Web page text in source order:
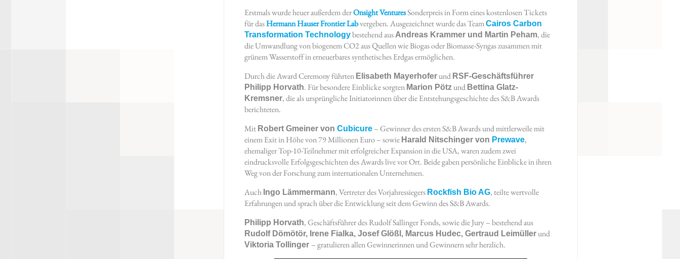
Erstmals wurde heuer außerdem derOnsight VenturesSonderpreis in Form eines kostenlosen Tickets
für dasHermann Hauser Frontier Labvergeben. Ausgezeichnet wurde das TeamCairos Carbon
Transformation Technologybestehend aus Andreas Krammer und Martin Peham, die
die Umwandlung von biogenem CO2 aus Quellen wie Biogas oder Biomasse-Syngas zusammen mit
grünem Wasserstoff in erneuerbares synthetisches Erdgas ermöglichen.
Durch die Award Ceremony führten Elisabeth Mayerhofer und RSF-Geschäftsführer
Philipp Horvath. Für besondere Einblicke sorgten Marion Pötz und Bettina Glatz-
Kremsner, die als ursprüngliche Initiatorinnen über die Entstehungsgeschichte des S&B Awards
berichteten.
Mit Robert Gmeiner von Cubicure – Gewinner des ersten S&B Awards und mittlerweile mit
einem Exit in Höhe von 79 Millionen Euro – sowie Harald Nitschinger von Prewave,
ehemaliger Top-10-Teilnehmer mit erfolgreicher Expansion in die USA, waren zudem zwei
eindrucksvolle Erfolgsgeschichten des Awards live vor Ort. Beide gaben persönliche Einblicke in ihren
Weg von der Forschung zum internationalen Unternehmen.
Auch Ingo Lämmermann, Vertreter des Vorjahressiegers Rockfish Bio AG, teilte wertvolle
Erfahrungen und sprach über die Entwicklung seit dem Gewinn des S&B Awards.
Philipp Horvath, Geschäftsführer des Rudolf Sallinger Fonds, sowie die Jury – bestehend aus
Rudolf Dömötör, Irene Fialka, Josef Glößl, Marcus Hudec, Gertraud Leimüller und
Viktoria Tollinger – gratulieren allen Gewinnerinnen und Gewinnern sehr herzlich.